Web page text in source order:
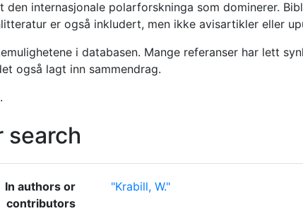
internasjonale polarforskninga som dominerer.
er også inkludert, men ikke avisartikler eller
i databasen. Mange referanser har lett
også lagt inn sammendrag.
.
search
In authors or
contributors
"Krabill, W."